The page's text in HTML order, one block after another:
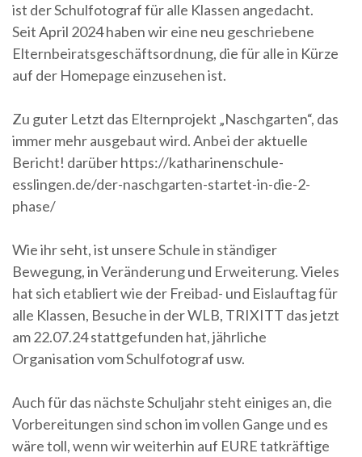
ist der Schulfotograf für alle Klassen angedacht.
Seit April 2024 haben wir eine neu geschriebene
Elternbeiratsgeschäftsordnung, die für alle in Kürze
auf der Homepage einzusehen ist.
Zu guter Letzt das Elternprojekt „Naschgarten“, das
immer mehr ausgebaut wird. Anbei der aktuelle
Bericht! darüber https://katharinenschule-
esslingen.de/der-naschgarten-startet-in-die-2-
phase/
Wie ihr seht, ist unsere Schule in ständiger
Bewegung, in Veränderung und Erweiterung. Vieles
hat sich etabliert wie der Freibad- und Eislauftag für
alle Klassen, Besuche in der WLB, TRIXITT das jetzt
am 22.07.24 stattgefunden hat, jährliche
Organisation vom Schulfotograf usw.
Auch für das nächste Schuljahr steht einiges an, die
Vorbereitungen sind schon im vollen Gange und es
wäre toll, wenn wir weiterhin auf EURE tatkräftige